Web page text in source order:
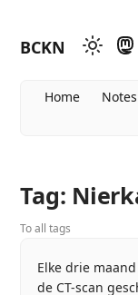
BCKN
Home Notes
Tag:
To all tags
Elke drie
de CT-scan